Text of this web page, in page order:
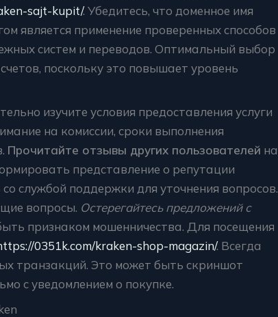
sajt-kupit/. Убедитесь, что доменное имя
является применение проверенных способов
систем и переводов. Оптимальный выбор
поскольку это повышает уровень
изучите условия предоставления услуги
на комиссии, сроки выполнения
Прочитайте отзывы других пользователей на
представление о репутации
службой поддержки для уточнения вопросов.
вопросы. Остерегайтесь предложений с
признаком мошенничества. Для посещения
0351k.com/kraken-shop-magazin/. Всегда
транзакций. Это может быть скриншот
с уведомлением о покупке.